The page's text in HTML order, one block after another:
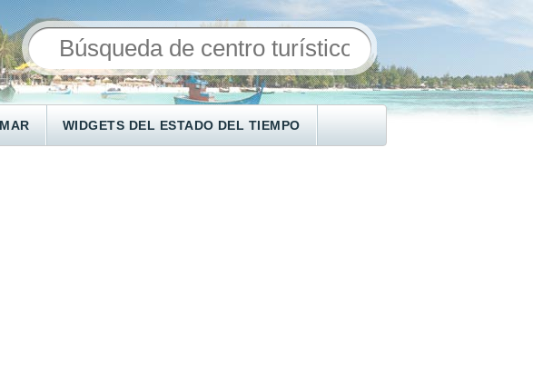
WIDGETS DEL ESTADO DEL TIEMPO